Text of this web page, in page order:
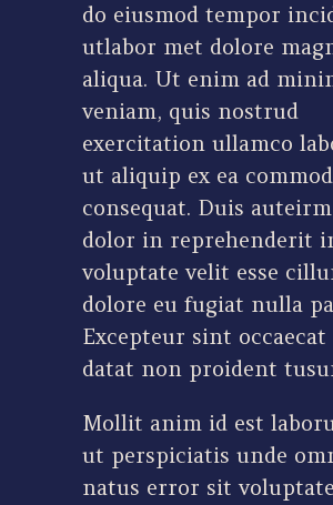
do eiusmod tempor
utlabor met dolore
aliqua. Ut enim ad
veniam, quis nostrud
exercitation ullamco
ut aliquip ex ea
consequat. Duis
dolor in reprehenderit
voluptate velit esse
dolore eu fugiat nulla
Excepteur sint
datat non proident
Mollit anim id est
ut perspiciatis unde
natus error sit